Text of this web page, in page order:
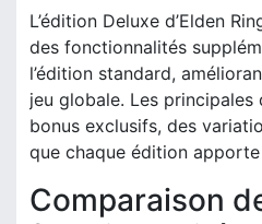
L’édition Deluxe d’Elden
des fonctionnalités
l’édition standard,
jeu globale. Les
bonus exclusifs, des
que chaque édition
Comparaison